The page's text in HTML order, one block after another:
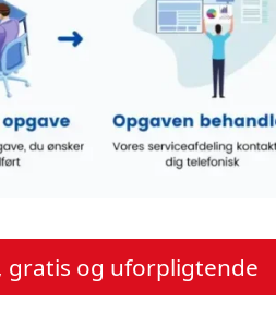
gratis og uforpligtende